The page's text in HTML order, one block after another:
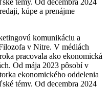
témy. Od decembra 2024
kúpe a prenájme
komunikáciu a
v Nitre. V médiách
pracovala ako ekonomická
Od mája 2023 pôsobí v
ekonomického oddelenia
témy. Od decembra 2024